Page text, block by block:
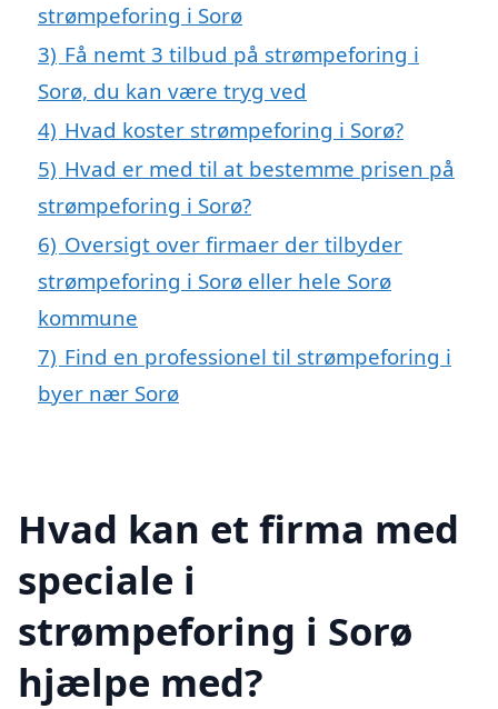
strømpeforing i Sorø
3) Få nemt 3 tilbud på strømpeforing i
Sorø, du kan være tryg ved
4) Hvad koster strømpeforing i Sorø?
5) Hvad er med til at bestemme prisen på
strømpeforing i Sorø?
6) Oversigt over firmaer der tilbyder
strømpeforing i Sorø eller hele Sorø
kommune
7) Find en professionel til strømpeforing i
byer nær Sorø
Hvad kan et firma med
speciale i
strømpeforing i Sorø
hjælpe med?